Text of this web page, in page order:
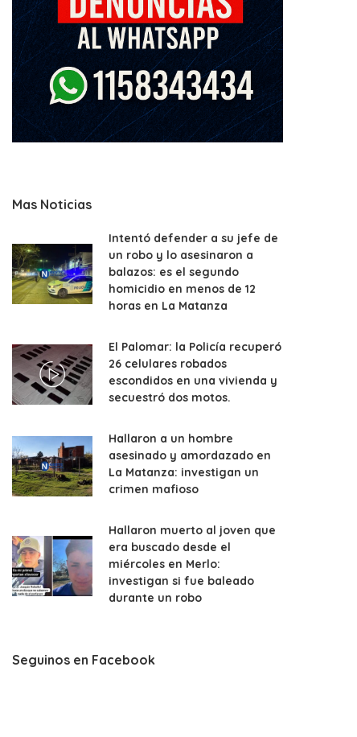
Mas Noticias
Intentó defender a su jefe de
un robo y lo asesinaron a
balazos: es el segundo
homicidio en menos de 12
horas en La Matanza
El Palomar: la Policía recuperó
26 celulares robados
escondidos en una vivienda y
secuestró dos motos.
Hallaron a un hombre
asesinado y amordazado en
La Matanza: investigan un
crimen mafioso
Hallaron muerto al joven que
era buscado desde el
miércoles en Merlo:
investigan si fue baleado
durante un robo
Seguinos en Facebook